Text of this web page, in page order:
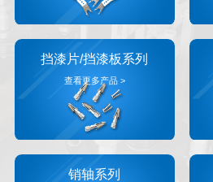
挡漆片/挡漆板系列
查看更多产品 >
销轴系列